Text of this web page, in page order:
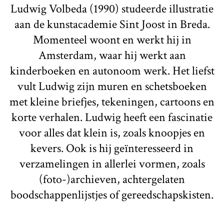
Ludwig Volbeda (1990) studeerde illustratie
aan de kunstacademie Sint Joost in Breda.
Momenteel woont en werkt hij in
Amsterdam, waar hij werkt aan
kinderboeken en autonoom werk. Het liefst
vult Ludwig zijn muren en schetsboeken
met kleine briefjes, tekeningen, cartoons en
korte verhalen. Ludwig heeft een fascinatie
voor alles dat klein is, zoals knoopjes en
kevers. Ook is hij geïnteresseerd in
verzamelingen in allerlei vormen, zoals
(foto-)archieven, achtergelaten
boodschappenlijstjes of gereedschapskisten.